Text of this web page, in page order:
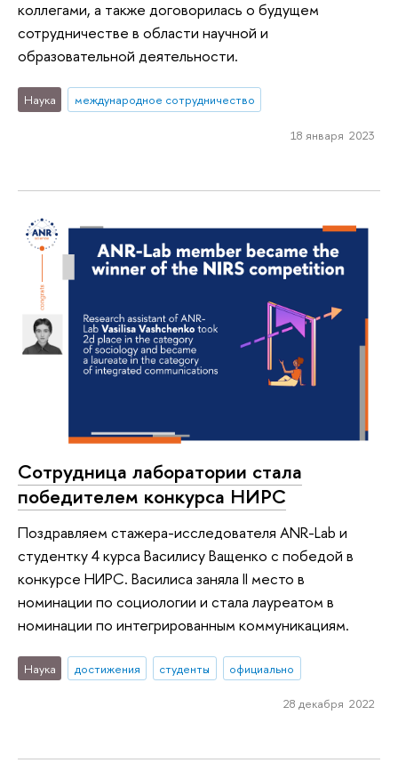
коллегами, а также договорилась о будущем
сотрудничестве в области научной и
образовательной деятельности.
Наука международное сотрудничество
18 января 2023
Сотрудница лаборатории стала
победителем конкурса НИРС
Поздравляем стажера-исследователя ANR-Lab и
студентку 4 курса Василису Ващенко с победой в
конкурсе НИРС. Василиса заняла II место в
номинации по социологии и стала лауреатом в
номинации по интегрированным коммуникациям.
Наука достижения студенты официально
28 декабря 2022